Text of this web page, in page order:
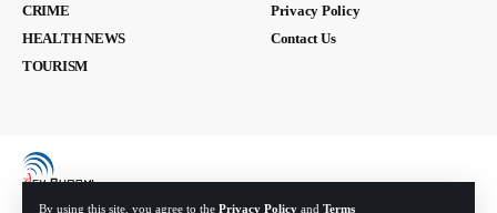
By using this site, you agree to the Privacy Policy and Terms
CRIME
HEALTH NEWS
TOURISM
Privacy Policy
Contact Us